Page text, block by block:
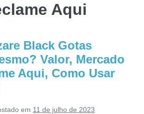
Aqui
Black Gotas
Valor, Mercado
Aqui, Como Usar
em 11 de julho de 2023